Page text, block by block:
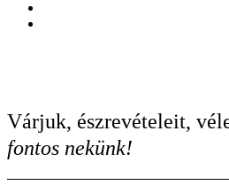
Várjuk, észrevételeit,
fontos nekünk!